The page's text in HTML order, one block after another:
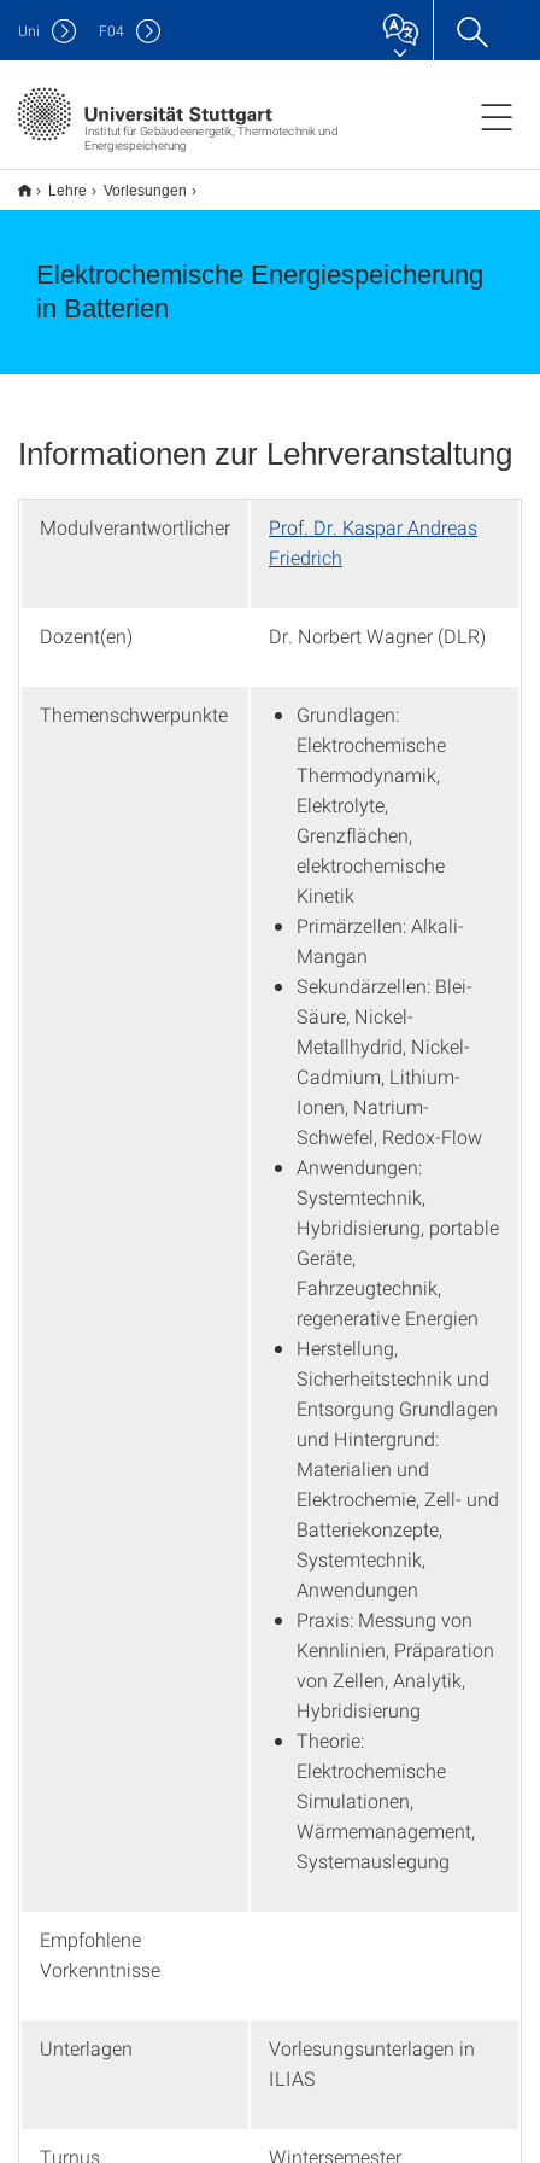
Institut für Gebäudeenergetik, Thermotechnik und
Energiespeicherung
Uni F04
Lehre Vorlesungen
Elektrochemische Energiespeicherung
in Batterien
Informationen zur Lehrveranstaltung
Modulverantwortlicher
Prof. Dr. Kaspar Andreas
Friedrich
Dozent(en) Dr. Norbert Wagner (DLR)
Themenschwerpunkte
Grundlagen:
Elektrochemische
Thermodynamik,
Elektrolyte,
Grenzflächen,
elektrochemische
Kinetik
Primärzellen: Alkali-
Mangan
Sekundärzellen: Blei-
Säure, Nickel-
Metallhydrid, Nickel-
Cadmium, Lithium-
Ionen, Natrium-
Schwefel, Redox-Flow
Anwendungen:
Systemtechnik,
Hybridisierung, portable
Geräte,
Fahrzeugtechnik,
regenerative Energien
Herstellung,
Sicherheitstechnik und
Entsorgung Grundlagen
und Hintergrund:
Materialien und
Elektrochemie, Zell- und
Batteriekonzepte,
Systemtechnik,
Anwendungen
Praxis: Messung von
Kennlinien, Präparation
von Zellen, Analytik,
Hybridisierung
Theorie:
Elektrochemische
Simulationen,
Wärmemanagement,
Systemauslegung
Empfohlene
Vorkenntnisse
Unterlagen
Vorlesungsunterlagen in
ILIAS
Turnus Wintersemester